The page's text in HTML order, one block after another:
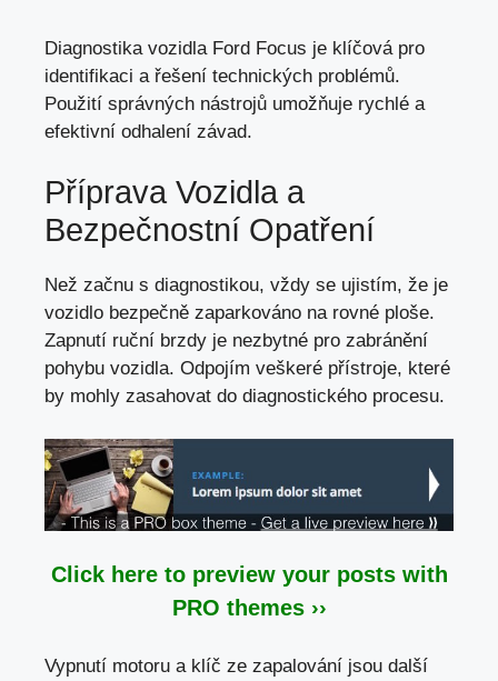
Diagnostika vozidla Ford Focus je klíčová pro
identifikaci a řešení technických problémů.
Použití správných nástrojů umožňuje rychlé a
efektivní odhalení závad.
Příprava Vozidla a
Bezpečnostní Opatření
Než začnu s diagnostikou, vždy se ujistím, že je
vozidlo bezpečně zaparkováno na rovné ploše.
Zapnutí ruční brzdy je nezbytné pro zabránění
pohybu vozidla. Odpojím veškeré přístroje, které
by mohly zasahovat do diagnostického procesu.
Click here to preview your posts with
PRO themes ››
Vypnutí motoru a klíč ze zapalování jsou další